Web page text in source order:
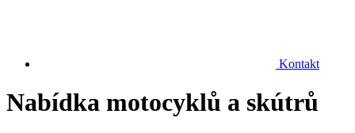
Kontakt
Nabídka motocyklů a skútrů